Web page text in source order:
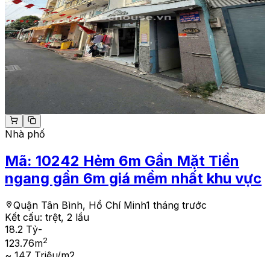
Nhà phố
Mã: 10242 Hẻm 6m Gần Mặt Tiền
ngang gần 6m giá mềm nhất khu vực
Quận Tân Bình, Hồ Chí Minh1 tháng trước
Kết cấu: trệt, 2 lầu
18.2 Tỷ-
123.76m2